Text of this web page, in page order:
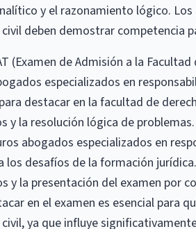
y el razonamiento lógico.
deben demostrar competencia
(Examen de Admisión a la
especializados en
destacar en la facultad de
y la resolución lógica de problemas.
abogados especializados en
los desafíos de la formación
y la presentación del examen por
en el examen es esencial para
ya que influye